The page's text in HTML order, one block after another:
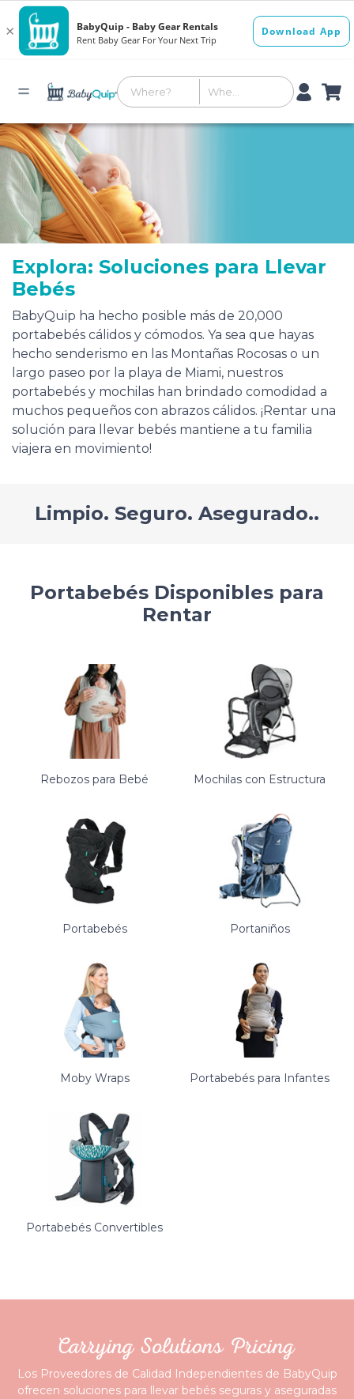
Explora: Soluciones para Llevar
Bebés
BabyQuip ha hecho posible más de 20,000
portabebés cálidos y cómodos. Ya sea que hayas
hecho senderismo en las Montañas Rocosas o un
largo paseo por la playa de Miami, nuestros
portabebés y mochilas han brindado comodidad a
muchos pequeños con abrazos cálidos. ¡Rentar una
solución para llevar bebés mantiene a tu familia
viajera en movimiento!
Limpio. Seguro. Asegurado..
Portabebés Disponibles para
Rentar
Rebozos para Bebé Mochilas con Estructura
Portabebés Portaniños
Moby Wraps Portabebés para Infantes
Portabebés Convertibles
Los Proveedores de Calidad Independientes de BabyQuip
ofrecen soluciones para llevar bebés seguras y aseguradas